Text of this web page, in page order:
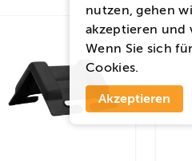
nutzen, gehen
akzeptieren und
Wenn Sie sich
Cookies.
Akzeptieren